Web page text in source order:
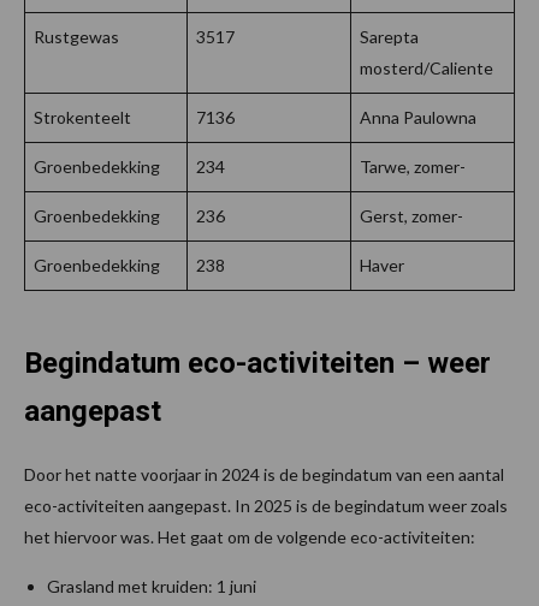
Rustgewas 3517
Sarepta
mosterd/Caliente
Strokenteelt 7136 Anna Paulowna
Groenbedekking 234 Tarwe, zomer-
Groenbedekking 236 Gerst, zomer-
Groenbedekking 238 Haver
Begindatum eco-activiteiten – weer
aangepast
Door het natte voorjaar in 2024 is de begindatum van een aantal
eco-activiteiten aangepast. In 2025 is de begindatum weer zoals
het hiervoor was. Het gaat om de volgende eco-activiteiten:
Grasland met kruiden: 1 juni